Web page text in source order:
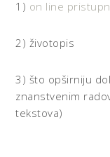
1) on line
2) životopis
3) što opširniju
znanstvenim
tekstova)